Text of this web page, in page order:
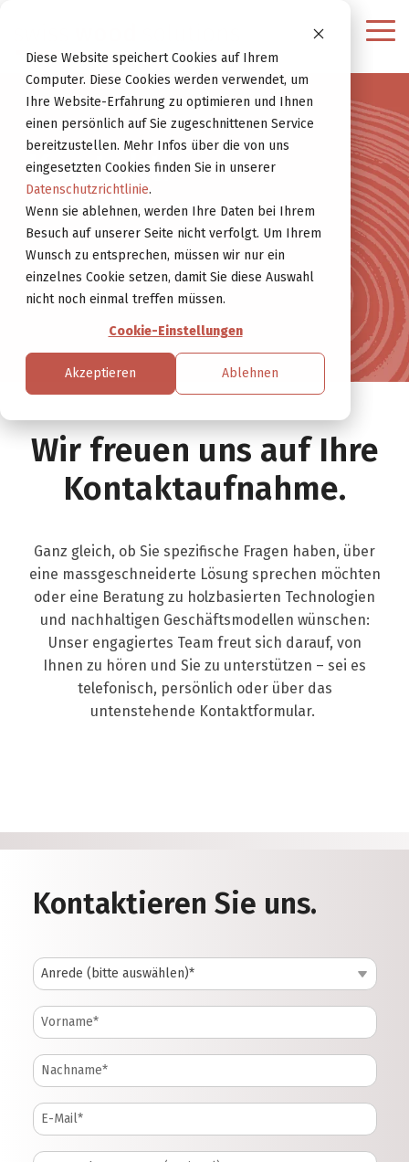
Diese Website speichert Cookies auf Ihrem
Computer. Diese Cookies werden verwendet, um
Ihre Website-Erfahrung zu optimieren und Ihnen
einen persönlich auf Sie zugeschnittenen Service
bereitzustellen. Mehr Infos über die von uns
eingesetzten Cookies finden Sie in unserer
Datenschutzrichtlinie.
Wenn sie ablehnen, werden Ihre Daten bei Ihrem
Besuch auf unserer Seite nicht verfolgt. Um Ihrem
Wunsch zu entsprechen, müssen wir nur ein
einzelnes Cookie setzen, damit Sie diese Auswahl
nicht noch einmal treffen müssen.
Cookie-Einstellungen
Akzeptieren Ablehnen
Website
Kontakt.
Wir freuen uns auf Ihre
Kontaktaufnahme.
Ganz gleich, ob Sie spezifische Fragen haben, über
eine massgeschneiderte Lösung sprechen möchten
oder eine Beratung zu holzbasierten Technologien
und nachhaltigen Geschäftsmodellen wünschen:
Unser engagiertes Team freut sich darauf, von
Ihnen zu hören und Sie zu unterstützen – sei es
telefonisch, persönlich oder über das
untenstehende Kontaktformular.
Kontaktieren Sie uns.